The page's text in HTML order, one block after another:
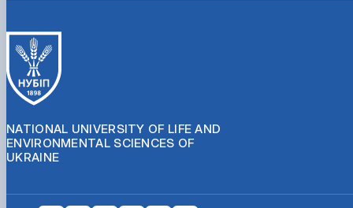
NATIONAL UNIVERSITY OF LIFE AND
ENVIRONMENTAL SCIENCES OF
UKRAINE